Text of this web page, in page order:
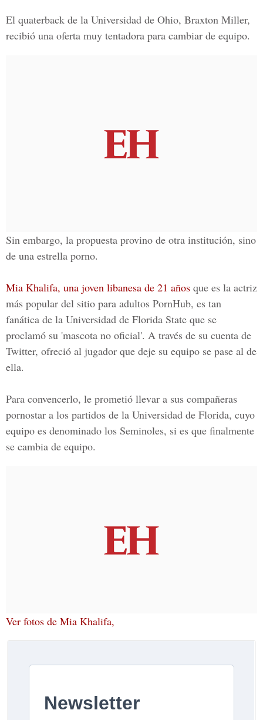
El quaterback de la Universidad de Ohio, Braxton Miller,
recibió una oferta muy tentadora para cambiar de equipo.
Sin embargo, la propuesta provino de otra institución, sino
de una estrella porno.
Mia Khalifa, una joven libanesa de 21 años que es la actriz
más popular del sitio para adultos PornHub, es tan
fanática de la Universidad de Florida State que se
proclamó su 'mascota no oficial'. A través de su cuenta de
Twitter, ofreció al jugador que deje su equipo se pase al de
ella.
Para convencerlo, le prometió llevar a sus compañeras
pornostar a los partidos de la Universidad de Florida, cuyo
equipo es denominado los Seminoles, si es que finalmente
se cambia de equipo.
Ver fotos de Mia Khalifa,